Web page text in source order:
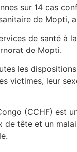
sur 14 cas
de Mopti,
de santé à
de Mopti.
les
victimes, leur
(CCHF) est
tête et un